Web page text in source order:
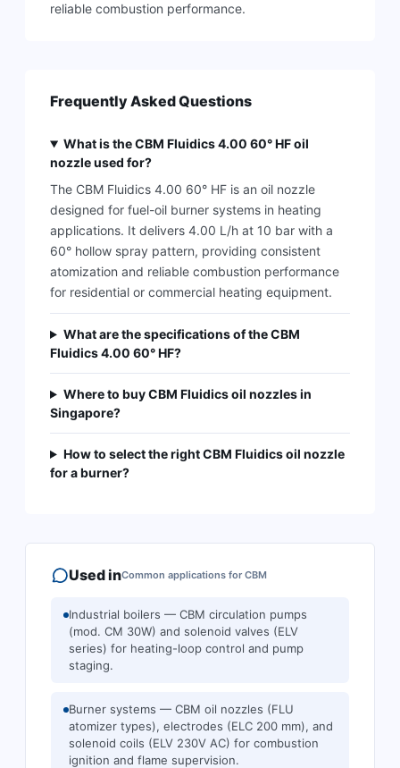
reliable combustion performance.
Frequently Asked Questions
What is the CBM Fluidics 4.00 60° HF oil
nozzle used for?
The CBM Fluidics 4.00 60° HF is an oil nozzle
designed for fuel-oil burner systems in heating
applications. It delivers 4.00 L/h at 10 bar with a
60° hollow spray pattern, providing consistent
atomization and reliable combustion performance
for residential or commercial heating equipment.
What are the specifications of the CBM
Fluidics 4.00 60° HF?
Where to buy CBM Fluidics oil nozzles in
Singapore?
How to select the right CBM Fluidics oil nozzle
for a burner?
Used inCommon applications for CBM
Industrial boilers — CBM circulation pumps
(mod. CM 30W) and solenoid valves (ELV
series) for heating-loop control and pump
staging.
Burner systems — CBM oil nozzles (FLU
atomizer types), electrodes (ELC 200 mm), and
solenoid coils (ELV 230V AC) for combustion
ignition and flame supervision.